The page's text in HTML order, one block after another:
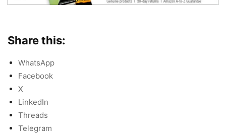
Share this:
WhatsApp
Facebook
X
LinkedIn
Threads
Telegram